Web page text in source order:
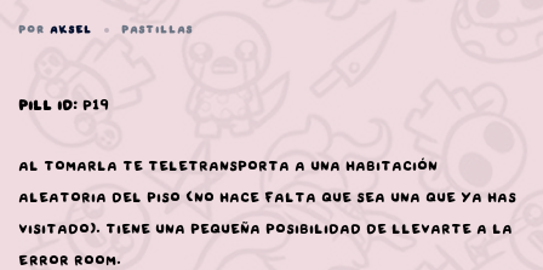
POR AKSEL PASTILLAS
Pill ID: p19
Al tomarla te teletransporta a una habitación
aleatoria del piso (no hace falta que sea una que ya has
visitado). Tiene una pequeña posibilidad de llevarte a la
Error Room.